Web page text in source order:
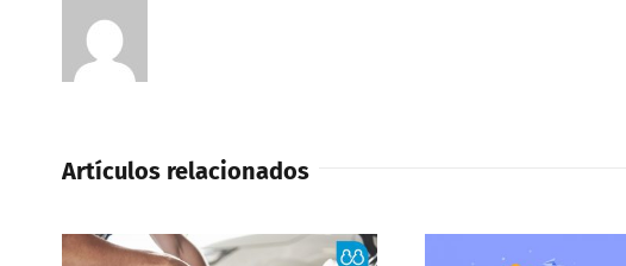
Artículos relacionados